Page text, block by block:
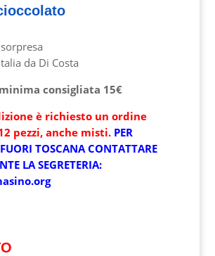
da Di Costa
consigliata 15€
è richiesto un ordine
pezzi, anche misti. PER
TOSCANA CONTATTARE
LA SEGRETERIA: